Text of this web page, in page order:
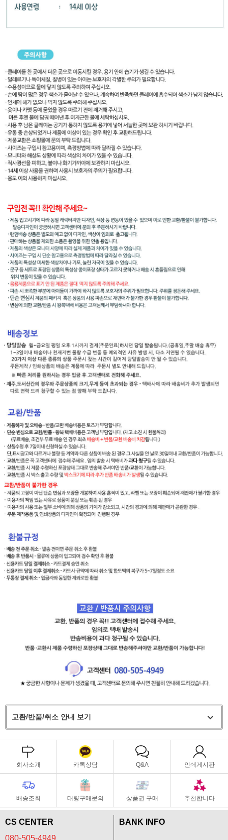
교환/반품/취소 안내 보기
회사소개 카톡상담 Q&A 인쇄게시판
배송조회 대량구매문의 상품권 구매 추천합니다
CS CENTER
BANK INFO